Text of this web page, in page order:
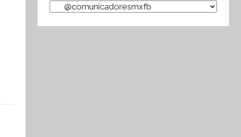
Categorías